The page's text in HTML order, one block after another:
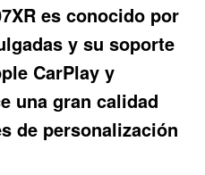
es conocido por
y su soporte
CarPlay y
una gran calidad
de personalización